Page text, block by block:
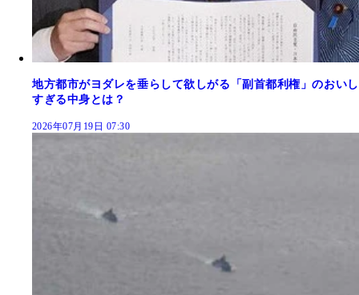
地方都市がヨダレを垂らして欲しがる「副首都利権」のおいし
すぎる中身とは？
2026年07月19日 07:30